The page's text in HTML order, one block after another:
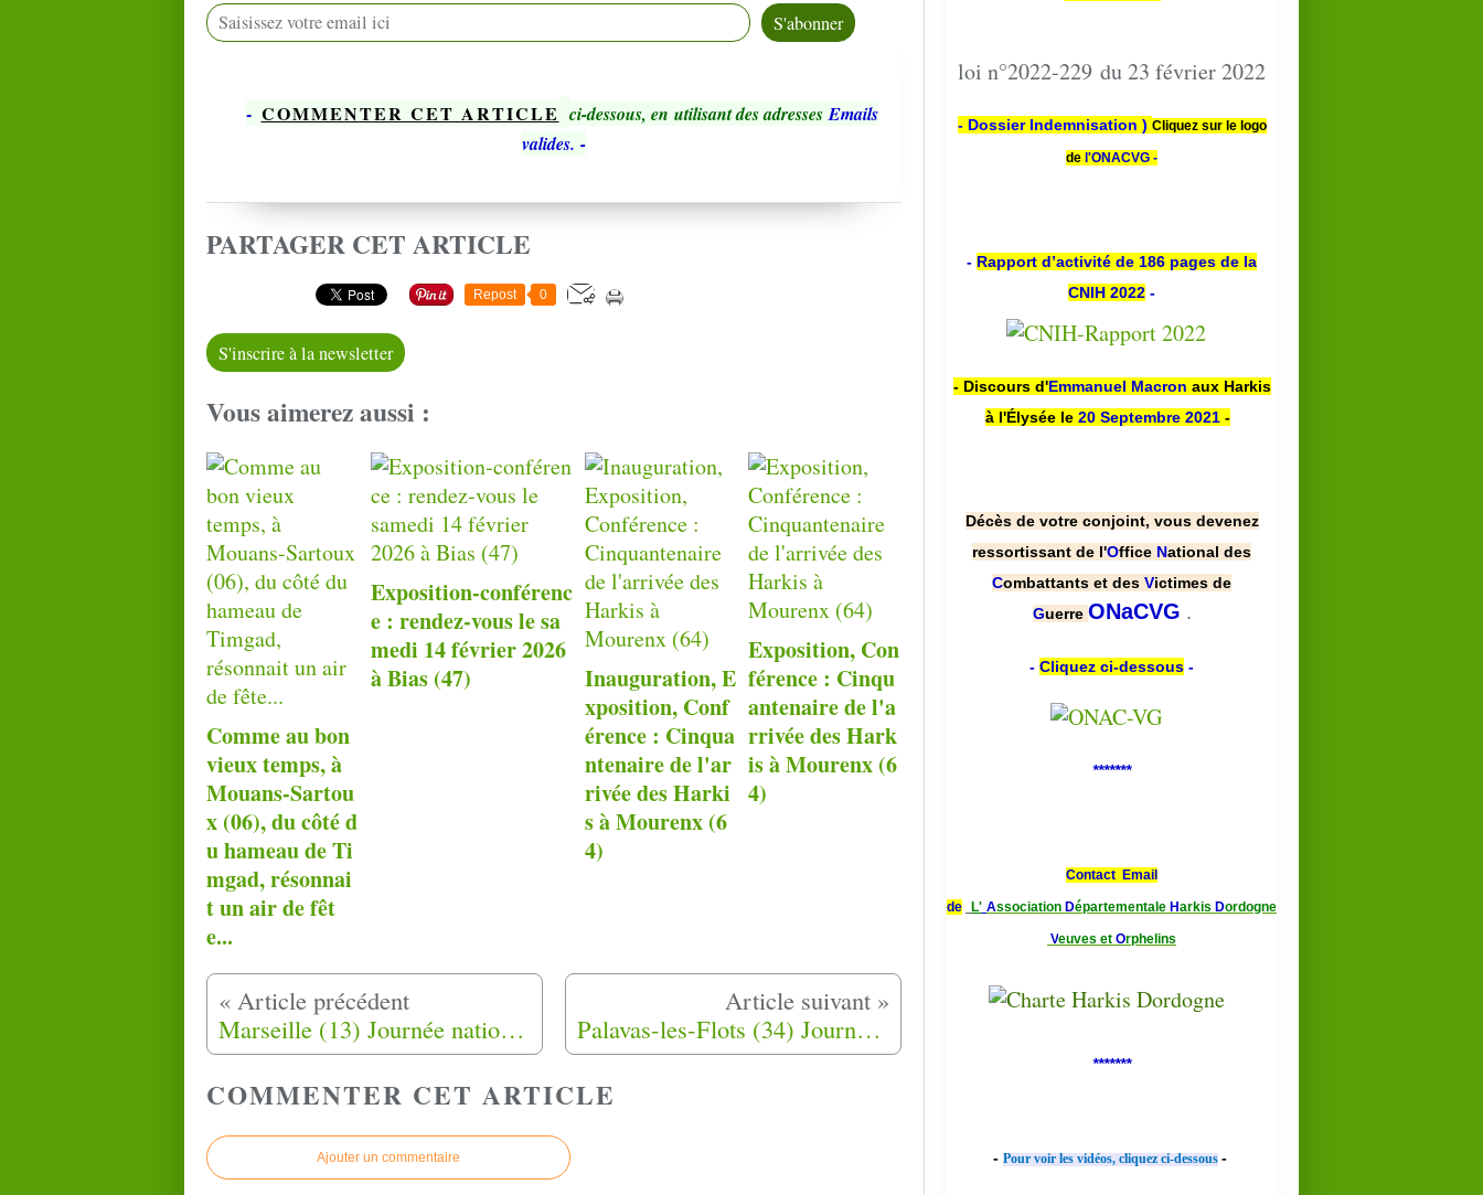
- COMMENTER CET ARTICLE ci-dessous, en utilisant des adressesEmails
valides. -
PARTAGER CET ARTICLE
Repost 0
S'inscrire à la newsletter
Vous aimerez aussi :
Comme au bon
vieux temps, à
Mouans-Sartou
x (06), du côté d
u hameau de Ti
mgad, résonnai
t un air de fêt
e...
Exposition‑conférenc
e : rendez‑vous le sa
medi 14 février 2026
à Bias (47)
Inauguration, E
xposition, Conf
érence : Cinqua
ntenaire de l'ar
rivée des Harki
s à Mourenx (6
4)
Exposition, Con
férence : Cinqu
antenaire de l'a
rrivée des Hark
is à Mourenx (6
4)
Marseille (13) Journée nationale d'hommage aux harkis 25-09-2020 Palavas-les-Flots (34) Journée nationale d'hommage aux harkis 25-09-2020
COMMENTER CET ARTICLE
Ajouter un commentaire
loi n°2022-229 du 23 février 2022
- Dossier Indemnisation ) Cliquez sur le logo
de l'ONACVG -
- Rapport d’activité de 186 pages de la
CNIH 2022 -
- Discours d'Emmanuel Macron aux Harkis
à l'Élysée le 20 Septembre 2021 -
Décès de votre conjoint, vous devenez
ressortissant de l'Office National des
Combattants et des Victimes de
Guerre ONaCVG .
- Cliquez ci-dessous -
*******
Contact Email
de L' Association Départementale Harkis Dordogne
Veuves et Orphelins
*******
- Pour voir les vidéos, cliquez ci-dessous -